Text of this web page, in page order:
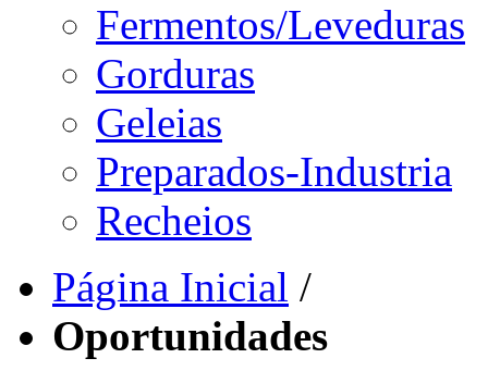
Fermentos/Leveduras
Gorduras
Geleias
Preparados-Industria
Recheios
Página Inicial /
Oportunidades